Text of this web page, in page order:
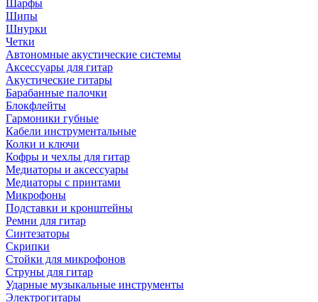
Шарфы
Шипы
Шнурки
Четки
Автономные акустические системы
Аксессуары для гитар
Акустические гитары
Барабанные палочки
Блокфлейты
Гармоники губные
Кабели инструментальные
Колки и ключи
Кофры и чехлы для гитар
Медиаторы и аксессуары
Медиаторы с принтами
Микрофоны
Подставки и кронштейны
Ремни для гитар
Синтезаторы
Скрипки
Стойки для микрофонов
Струны для гитар
Ударные музыкальные инструменты
Электрогитары